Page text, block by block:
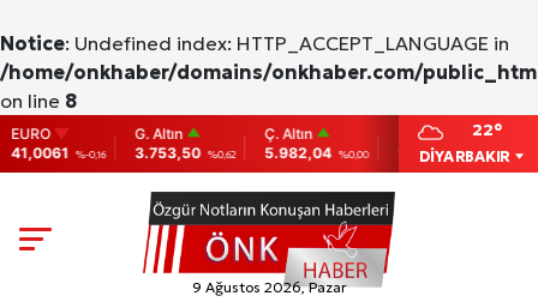
Notice: Undefined index: HTTP_ACCEPT_LANGUAGE in
/home/onkhaber/domains/onkhaber.com/
on line 8
%-0,16
G. Altın
3.753,50 %0,62
Ç. Altın
5.982,04 %0,00
BIST
9.775
0
BITCOIN
DİYARBAKIR
22°
9 Ağustos 2026, Pazar